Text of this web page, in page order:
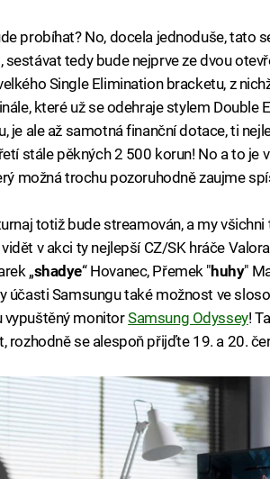
probíhat? No, docela jednoduše, tato
sestávat tedy bude nejprve ze dvou
Single Elimination bracketu, z
které už se odehraje stylem Double
je ale až samotná finanční dotace, ti
stále pěkných 2 500 korun! No a to je
možná trochu pozoruhodně zaujme
totiž bude streamován, a my
v akci ty nejlepší CZ/SK hráče
„shadye“ Hovanec, Přemek "huhy"
účasti Samsungu také možnost ve
vypuštěný monitorSamsung Odyssey!
rozhodně se alespoň přijďte 19. a 20.